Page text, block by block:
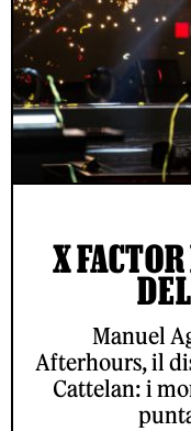
X
Manuel
Afterhours, il
Cattelan: i